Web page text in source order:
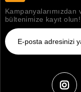
bültenimize kayıt olun!